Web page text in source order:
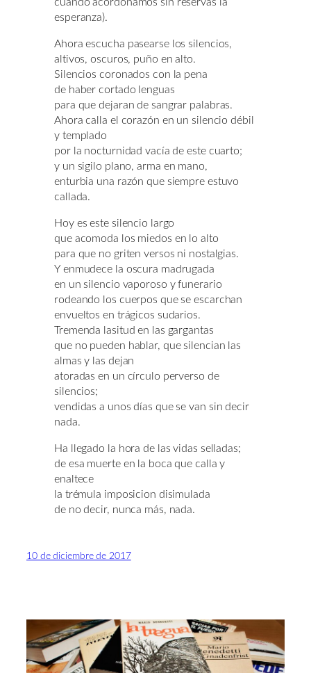
esperanza).
Ahora escucha pasearse los silencios,
altivos, oscuros, puño en alto.
Silencios coronados con la pena
de haber cortado lenguas
para que dejaran de sangrar palabras.
Ahora calla el corazón en un silencio débil
y templado
por la nocturnidad vacía de este cuarto;
y un sigilo plano, arma en mano,
enturbia una razón que siempre estuvo
callada.
Hoy es este silencio largo
que acomoda los miedos en lo alto
para que no griten versos ni nostalgias.
Y enmudece la oscura madrugada
en un silencio vaporoso y funerario
rodeando los cuerpos que se escarchan
envueltos en trágicos sudarios.
Tremenda lasitud en las gargantas
que no pueden hablar, que silencian las
almas y las dejan
atoradas en un círculo perverso de
silencios;
vendidas a unos días que se van sin decir
nada.
Ha llegado la hora de las vidas selladas;
de esa muerte en la boca que calla y
enaltece
la trémula imposicion disimulada
de no decir, nunca más, nada.
10 de diciembre de 2017